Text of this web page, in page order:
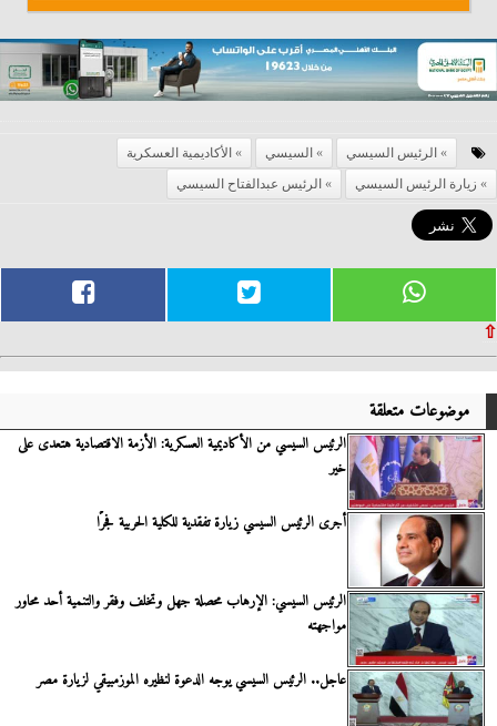
الرئيس السيسي السيسي
الأكاديمية العسكرية
زيارة الرئيس السيسي
الرئيس عبدالفتاح السيسي
⇧
موضوعات متعلقة
الرئيس السيسي من الأكاديمية العسكرية: الأزمة الاقتصادية هتعدى على
خير
أجرى الرئيس السيسي زيارة تفقدية للكلية الحربية فجرًا
الرئيس السيسي: الإرهاب محصلة جهل وتخلف وفقر والتنمية أحد محاور
مواجهته
عاجل.. الرئيس السيسي يوجه الدعوة لنظيره الموزمبيقي لزيارة مصر